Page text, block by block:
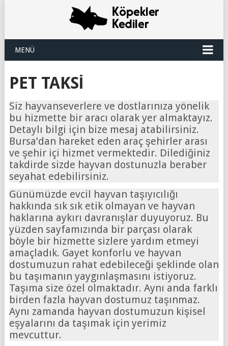
MENÜ
PET TAKSI
Siz hayvanseverlere ve dostlarınıza yönelik
bu hizmette bir aracı olarak yer almaktayız.
Detaylı bilgi için bize mesaj atabilirsiniz.
Bursa’dan hareket eden araç şehirler arası
ve şehir içi hizmet vermektedir. Dilediğiniz
takdirde sizde hayvan dostunuzla beraber
seyahat edebilirsiniz.
Günümüzde evcil hayvan taşıyıcılığı
hakkında sık sık etik olmayan ve hayvan
haklarına aykırı davranışlar duyuyoruz. Bu
yüzden sayfamızında bir parçası olarak
böyle bir hizmette sizlere yardım etmeyi
amaçladık. Gayet konforlu ve hayvan
dostumuzun rahat edebileceği şeklinde olan
bu taşımanın yaygınlaşmasını istiyoruz.
Taşıma size özel olmaktadır. Aynı anda farklı
birden fazla hayvan dostumuz taşınmaz.
Aynı zamanda hayvan dostumuzun kişisel
eşyalarını da taşımak için yerimiz
mevcuttur.